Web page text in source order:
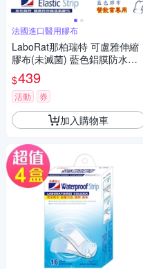
法國進口醫用膠布
LaboRat那柏瑞特 可盧雅伸縮
膠布(未滅菌) 藍色鋁膜防水膠
布14片(6x3.8cm)(4盒組)
$439
活動 券
加入購物車